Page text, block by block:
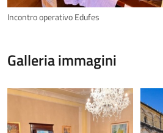
Incontro operativo Edufes
Galleria immagini